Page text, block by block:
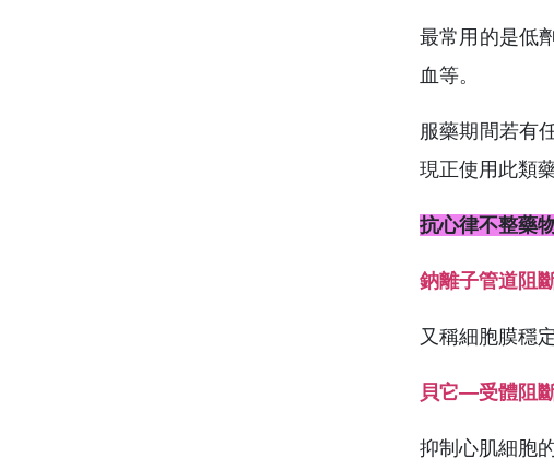
最常用的是低
血等。
服藥期間若有
現正使用此類
抗心律不整藥
鈉離子管道阻
又稱細胞膜穩
貝它—受體阻
抑制心肌細胞